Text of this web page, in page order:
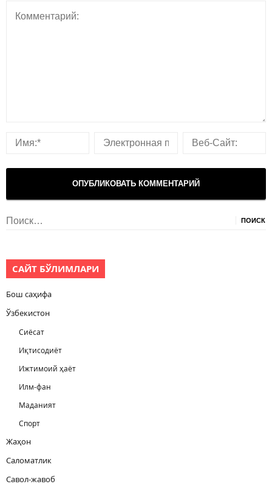
Найти:
САЙТ БЎЛИМЛАРИ
Бош саҳифа
Ўзбекистон
Сиёсат
Иқтисодиёт
Ижтимоий ҳаёт
Илм-фан
Маданият
Спорт
Жаҳон
Саломатлик
Савол-жавоб